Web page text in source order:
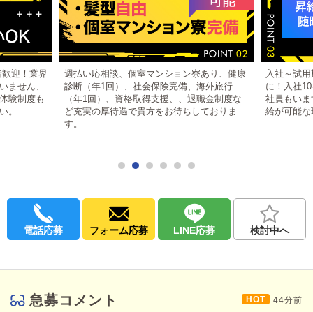
我々は店舗従業員という従来の考え方ではなく、皆さまを新しい
ビジネスパートナーとして見ております。
同じ未来を見据え、同じ目的や目標に向けて、一緒に夢のような
人生設計をしていきませんか！？
なります！
最後に…「楽に稼げる」なんてあり得ません。絶対嘘です！
他者より多く稼いで成り上がるには、より多くの努力が必要で
そんな考えを共感していただける、貴方だけを必要としていま
経験や性別、容姿や年齢も一切不問です！
貴方からのご応募、心よりお待ちしております。
WEBデザイナー＆WEBプログラマー募集！
いずれもスキルに合わせて高待遇でお迎え致します♪
迎！業界
ません、
験制度も
。
週払い応相談、個室マンション寮あり、健康
診断（年1回）、社会保険完備、海外旅行
（年1回）、資格取得支援、、退職金制度な
ど充実の厚待遇で貴方をお待ちしておりま
す。
入社～試
に！入社
社員もい
給が可能
電話応募 フォーム応募 LINE応募 検討中へ
急募コメント 44分前